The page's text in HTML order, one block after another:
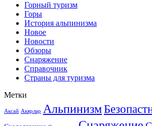
Горный туризм
Горы
История альпинизма
Новое
Новости
Обзоры
Снаряжение
Справочник
Страны для туризма
Метки
Аксай Акярлар Альпинизм